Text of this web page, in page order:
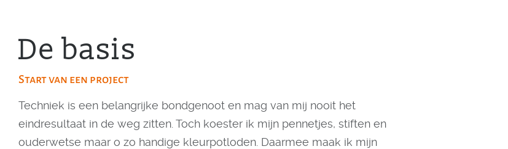
De basis
Start van een project
Techniek is een belangrijke bondgenoot en mag van mij nooit het
eindresultaat in de weg zitten. Toch koester ik mijn pennetjes, stiften en
ouderwetse maar o zo handige kleurpotloden. Daarmee maak ik mijn